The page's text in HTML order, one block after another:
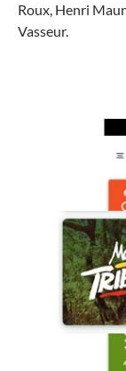
Roux, Henri
Vasseur.